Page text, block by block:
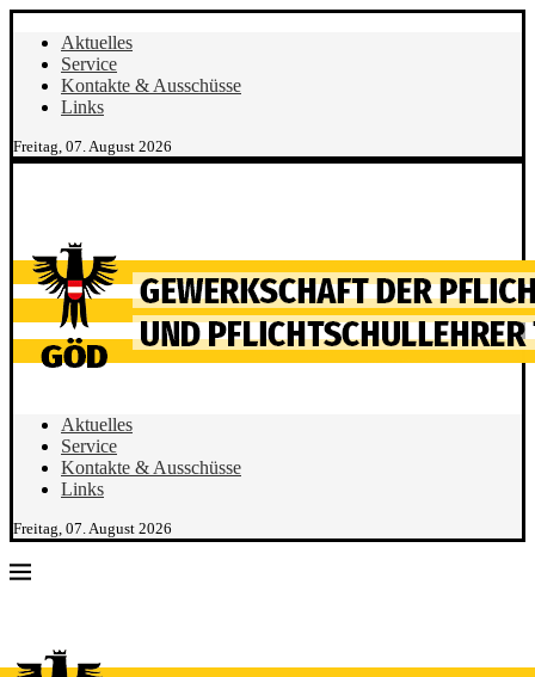
Aktuelles
Service
Kontakte & Ausschüsse
Links
Freitag, 07. August 2026
Aktuelles
Service
Kontakte & Ausschüsse
Links
Freitag, 07. August 2026